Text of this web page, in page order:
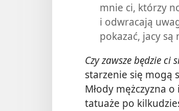
mnie ci, którzy
i odwracają
pokazać, jacy
Czy zawsze będzie ci
starzenie się mogą
Młody mężczyzna
tatuaże po